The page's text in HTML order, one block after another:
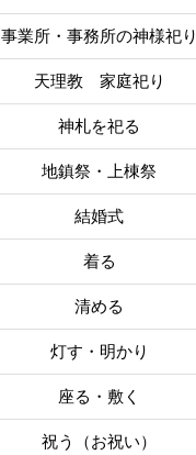
事業所・事務所の神様祀り
天理教 家庭祀り
神札を祀る
地鎮祭・上棟祭
結婚式
着る
清める
灯す・明かり
座る・敷く
祝う（お祝い）